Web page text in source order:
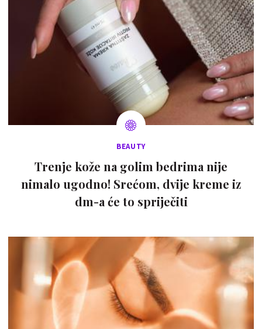
BEAUTY
Trenje kože na golim bedrima nije
nimalo ugodno! Srećom, dvije kreme iz
dm-a će to spriječiti